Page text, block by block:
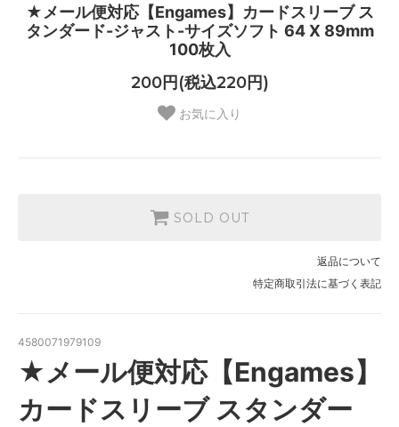
★メール便対応【Engames】カードスリーブ ス
タンダード-ジャスト-サイズソフト 64 X 89mm
100枚入
200円(税込220円)
お気に入り
SOLD OUT
返品について
特定商取引法に基づく表記
4580071979109
★メール便対応【Engames】
カードスリーブ スタンダー